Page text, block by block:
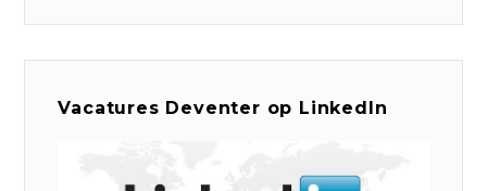
Vacatures Deventer op LinkedIn